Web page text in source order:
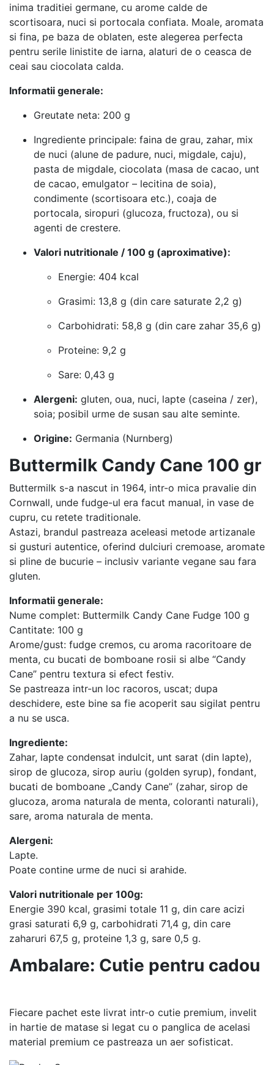
inima traditiei germane, cu arome calde de
scortisoara, nuci si portocala confiata. Moale, aromata
si fina, pe baza de oblaten, este alegerea perfecta
pentru serile linistite de iarna, alaturi de o ceasca de
ceai sau ciocolata calda.
Informatii generale:
Greutate neta: 200 g
Ingrediente principale: faina de grau, zahar, mix
de nuci (alune de padure, nuci, migdale, caju),
pasta de migdale, ciocolata (masa de cacao, unt
de cacao, emulgator – lecitina de soia),
condimente (scortisoara etc.), coaja de
portocala, siropuri (glucoza, fructoza), ou si
agenti de crestere.
Valori nutritionale / 100 g (aproximative):
Energie: 404 kcal
Grasimi: 13,8 g (din care saturate 2,2 g)
Carbohidrati: 58,8 g (din care zahar 35,6 g)
Proteine: 9,2 g
Sare: 0,43 g
Alergeni: gluten, oua, nuci, lapte (caseina / zer),
soia; posibil urme de susan sau alte seminte.
Origine: Germania (Nurnberg)
Buttermilk Candy Cane 100 gr
Buttermilk s-a nascut in 1964, intr-o mica pravalie din
Cornwall, unde fudge-ul era facut manual, in vase de
cupru, cu retete traditionale.
Astazi, brandul pastreaza aceleasi metode artizanale
si gusturi autentice, oferind dulciuri cremoase, aromate
si pline de bucurie – inclusiv variante vegane sau fara
gluten.
Informatii generale:
Nume complet: Buttermilk Candy Cane Fudge 100 g
Cantitate: 100 g
Arome/gust: fudge cremos, cu aroma racoritoare de
menta, cu bucati de bomboane rosii si albe “Candy
Cane” pentru textura si efect festiv.
Se pastreaza intr-un loc racoros, uscat; dupa
deschidere, este bine sa fie acoperit sau sigilat pentru
a nu se usca.
Ingrediente:
Zahar, lapte condensat indulcit, unt sarat (din lapte),
sirop de glucoza, sirop auriu (golden syrup), fondant,
bucati de bomboane „Candy Cane” (zahar, sirop de
glucoza, aroma naturala de menta, coloranti naturali),
sare, aroma naturala de menta.
Alergeni:
Lapte.
Poate contine urme de nuci si arahide.
Valori nutritionale per 100g:
Energie 390 kcal, grasimi totale 11 g, din care acizi
grasi saturati 6,9 g, carbohidrati 71,4 g, din care
zaharuri 67,5 g, proteine 1,3 g, sare 0,5 g.
Ambalare: Cutie pentru cadou
Fiecare pachet este livrat intr-o cutie premium, invelit
in hartie de matase si legat cu o panglica de acelasi
material premium ce pastreaza un aer sofisticat.